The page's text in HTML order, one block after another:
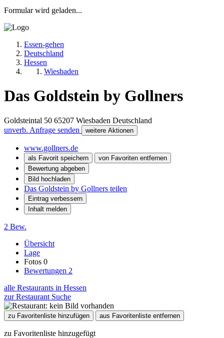
Formular wird geladen...
Essen-gehen
Deutschland
Hessen
Wiesbaden
Das Goldstein by Gollners
Goldsteintal 50 65207 Wiesbaden Deutschland
unverb. Anfrage senden
weitere Aktionen
www.gollners.de
als Favorit speichern
von Favoriten entfernen
Bewertung abgeben
Bild hochladen
Das Goldstein by Gollners teilen
Eintrag verbessern
Inhalt melden
2 Bew.
Übersicht
Lage
Fotos 0
Bewertungen 2
alle Restaurants in Hessen
zur Restaurant Suche
zu Favoritenliste hinzufügen aus Favoritenliste entfernen
zu Favoritenliste hinzugefügt